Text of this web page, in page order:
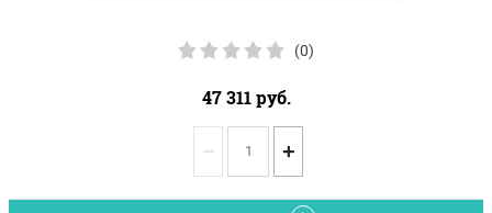
(0)
47 311руб.
− +